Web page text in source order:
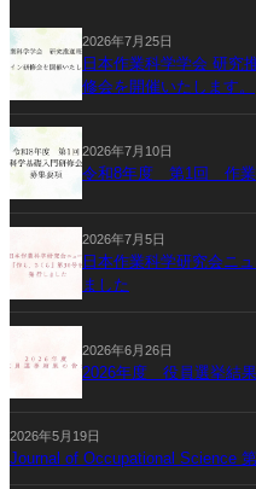
2026年7月25日
日本作業科学学会 研究
修会を開催いたします。
2026年7月10日
令和8年度 第1回 作業
2026年7月5日
日本作業科学研究会ニ
ました
2026年6月26日
2026年度 役員選挙結
2026年5月19日
Journal of Occupational Science